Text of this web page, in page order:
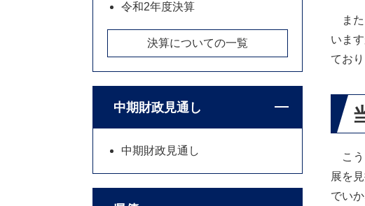
また
いま
ており
こう
展を
でい
令和2年度決算
決算についての一覧
中期財政見通し
中期財政見通し